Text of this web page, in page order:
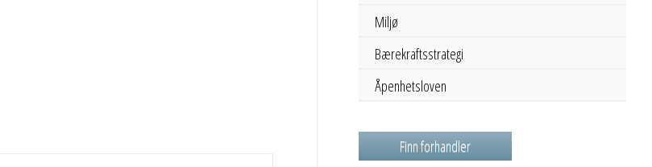
Miljø
Bærekraftsstrategi
Åpenhetsloven
Finn forhandler